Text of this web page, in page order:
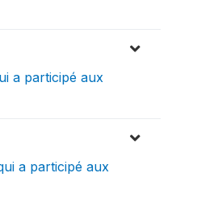
a participé aux
a participé aux